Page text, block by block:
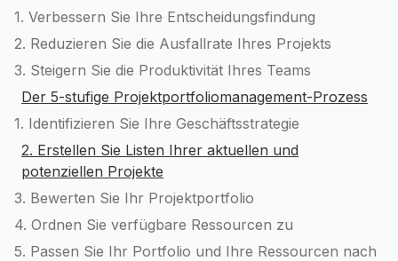
1. Verbessern Sie Ihre Entscheidungsfindung
2. Reduzieren Sie die Ausfallrate Ihres Projekts
3. Steigern Sie die Produktivität Ihres Teams
Der 5-stufige Projektportfoliomanagement-Prozess
1. Identifizieren Sie Ihre Geschäftsstrategie
2. Erstellen Sie Listen Ihrer aktuellen und
potenziellen Projekte
3. Bewerten Sie Ihr Projektportfolio
4. Ordnen Sie verfügbare Ressourcen zu
5. Passen Sie Ihr Portfolio und Ihre Ressourcen nach